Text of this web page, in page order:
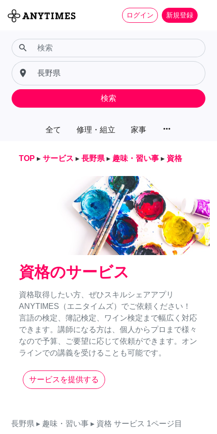
ログイン 新規登録
全て 修理・組立 家事 more_horiz
search
place
検索
TOP ▸ サービス ▸ 長野県 ▸ 趣味・習い事 ▸ 資格
資格のサービス
資格取得したい方、ぜひスキルシェアアプリ
ANYTIMES（エニタイムズ）でご依頼ください！
言語の検定、簿記検定、ワイン検定まで幅広く対応
できます。講師になる方は、個人からプロまで様々
なので予算、ご要望に応じて依頼ができます。オン
ラインでの講義を受けることも可能です。
サービスを提供する
長野県 ▸ 趣味・習い事 ▸ 資格 サービス 1ページ目